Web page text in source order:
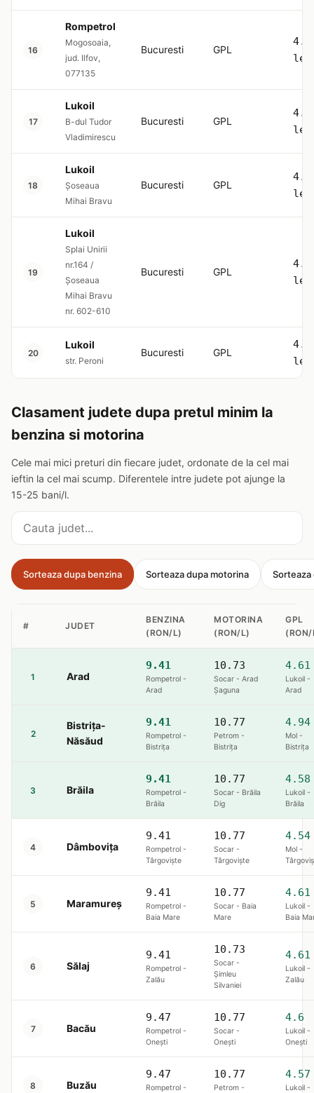
16
Rompetrol
Mogosoaia,
jud. Ilfov,
077135
Bucuresti GPL
17
Lukoil
B-dul Tudor
Vladimirescu
Bucuresti GPL
18
Lukoil
Șoseaua
Mihai Bravu
Bucuresti GPL
19
Lukoil
Splai Unirii
nr.164 /
Șoseaua
Mihai Bravu
nr. 602-610
Bucuresti GPL
20
Lukoil
str. Peroni
Bucuresti GPL
Clasament judete dupa pretul minim la
benzina si motorina
Cele mai mici preturi din fiecare judet, ordonate de la cel mai
ieftin la cel mai scump. Diferentele intre judete pot ajunge la
15-25 bani/l.
Cauta judet
Sorteaza dupa benzina Sorteaza dupa motorina Sorteaza
# JUDET
BENZINA
(RON/L)
MOTORINA
(RON/L)
GPL
1 Arad
9.41
Rompetrol -
Arad
10.73
Socar - Arad
Șaguna
4.61
Lukoil -
Arad
2
Bistrița-
Năsăud
9.41
Rompetrol -
Bistriţa
10.77
Petrom -
Bistriţa
4.94
Mol -
Bistriţa
3 Brăila
9.41
Rompetrol -
Brăila
10.77
Socar - Brăila
Dig
4.58
Lukoil -
Brăila
4 Dâmbovița
9.41
Rompetrol -
Târgoviște
10.77
Socar -
Târgoviște
4.54
Mol -
5 Maramureș
9.41
Rompetrol -
Baia Mare
10.77
Socar - Baia
Mare
4.61
Lukoil -
Baia
6 Sălaj
9.41
Rompetrol -
Zalău
10.73
Socar -
Șimleu
Silvaniei
4.61
Lukoil -
Zalău
7 Bacău
9.47
Rompetrol -
Onești
10.77
Socar -
Onești
4.6
Lukoil -
Onești
8 Buzău
9.47
Rompetrol -
10.77
Petrom -
4.57
Lukoil -